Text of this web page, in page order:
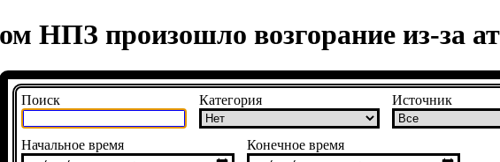
НПЗ произошло возгорание из-за
Поиск Категория Источник
Начальное время Конечное время